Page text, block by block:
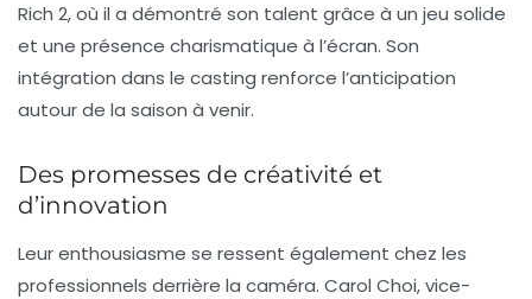
Rich 2, où il a démontré son talent grâce à un jeu solide
et une présence charismatique à l’écran. Son
intégration dans le casting renforce l’anticipation
autour de la saison à venir.
Des promesses de créativité et
d’innovation
Leur enthousiasme se ressent également chez les
professionnels derrière la caméra. Carol Choi, vice-